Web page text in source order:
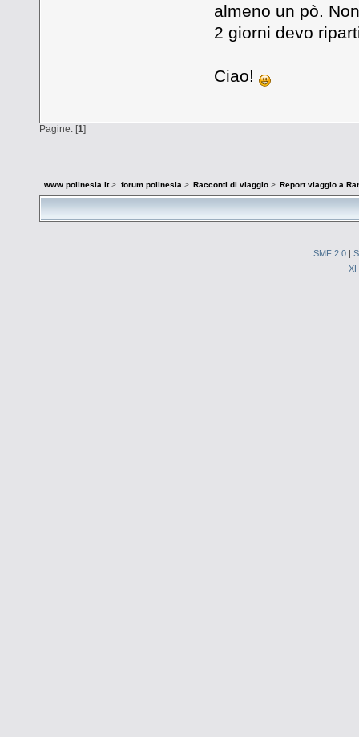
almeno un pò.
2 giorni devo
Ciao!
Pagine: [1]
www.polinesia.it> forum polinesia> Racconti di viaggio> Report viaggio a
SMF 2.0 |